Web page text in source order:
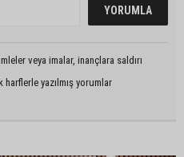
veya imalar, inançlara saldırı
yazılmış yorumlar